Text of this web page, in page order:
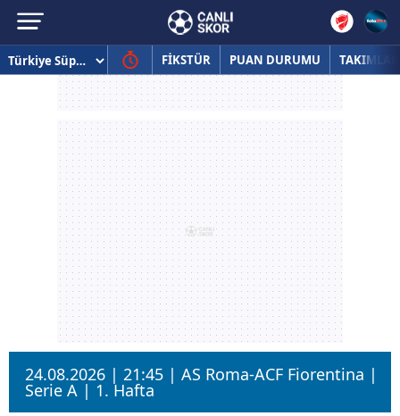
FİKSTÜR PUAN DURUMU TAKIMLAR
24.08.2026 | 21:45 | AS Roma-ACF Fiorentina |
Serie A | 1. Hafta